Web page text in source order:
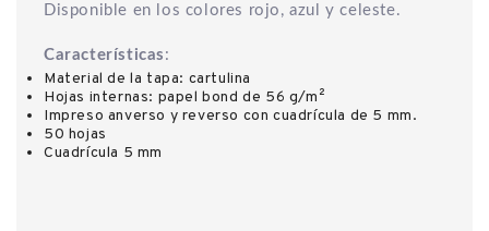
Disponible en los colores rojo, azul y celeste.
Características :
Material de la tapa: cartulina
Hojas internas: papel bond de 56 g/m²
Impreso anverso y reverso con cuadrícula de 5 mm.
50 hojas
Cuadrícula 5 mm